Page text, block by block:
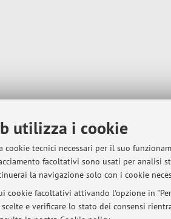
utilizza i cookie
cookie tecnici necessari per il suo
facoltativi sono usati per analisi
la navigazione solo con i cookie
cookie facoltativi attivando l'opzione in
e verificare lo stato dei consensi